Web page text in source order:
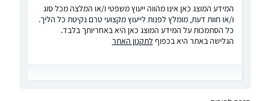
המידע המוצג כאן אינו מהווה ייעוץ משפטי ו/או המלצה מכל סוג
ו/או חוות דעת, מומלץ לפנות לייעוץ מקצועי טרם נקיטת כל הליך.
כל הסתמכות על המידע המוצג כאן היא באחריותך בלבד.
הגלישה באתר היא בכפוף לתקנון האתר